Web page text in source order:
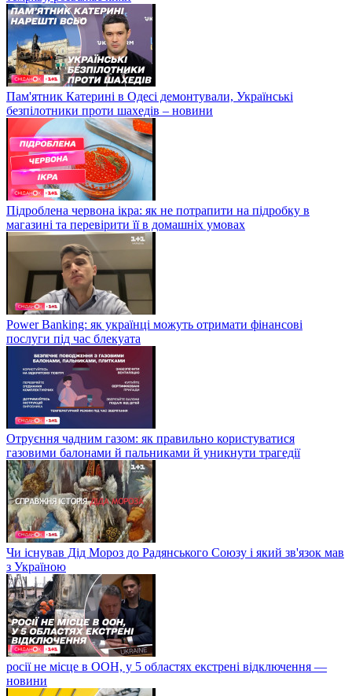
Пам'ятник Катерині в Одесі демонтували, Українські
безпілотники проти шахедів – новини
Підроблена червона ікра: як не потрапити на підробку в
магазині та перевірити її в домашніх умовах
Power Banking: як українці можуть отримати фінансові
послуги під час блекуата
Отруєння чадним газом: як правильно користуватися
газовими балонами й пальниками й уникнути трагедії
Чи існував Дід Мороз до Радянського Союзу і який зв'язок мав
з Україною
росії не місце в ООН, у 5 областях екстрені відключення —
новини